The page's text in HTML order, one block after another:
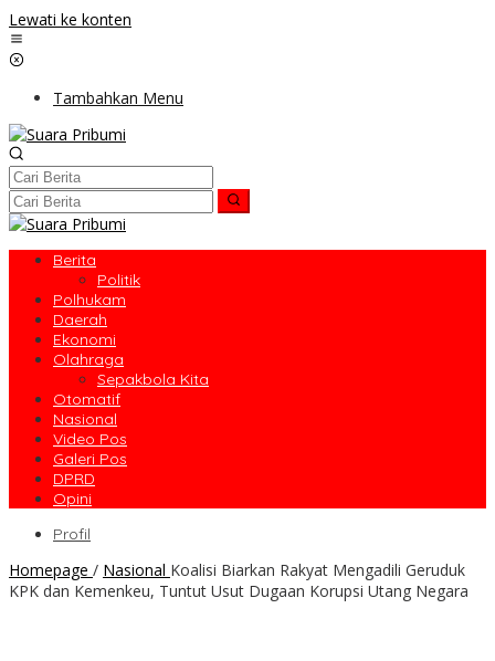
Lewati ke konten
Tambahkan Menu
Berita
Politik
Polhukam
Daerah
Ekonomi
Olahraga
Sepakbola Kita
Otomatif
Nasional
Video Pos
Galeri Pos
DPRD
Opini
Profil
Homepage / Nasional Koalisi Biarkan Rakyat Mengadili Geruduk
KPK dan Kemenkeu, Tuntut Usut Dugaan Korupsi Utang Negara